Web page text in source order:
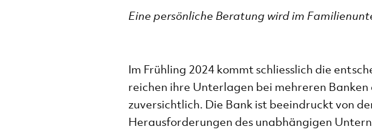
Eine persönliche Beratung wird im
Im Frühling 2024 kommt schliesslich die
reichen ihre Unterlagen bei mehreren
zuversichtlich. Die Bank ist beeindruckt von
Herausforderungen des unabhängigen